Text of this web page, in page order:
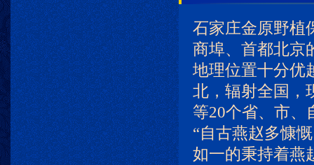
石家庄金原野植
商埠、首都北
地理位置十分优
北，辐射全国，
等20个省、市、
“自古燕赵多慷
如一的秉持着燕